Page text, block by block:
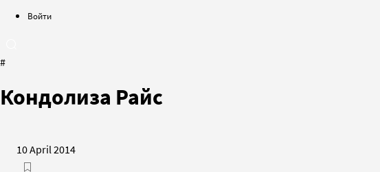
Войти
#
Кондолиза Райс
10 April 2014